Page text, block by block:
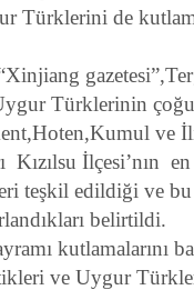
Türklerini de
Türklerinin
ve
İlçesi’nın
teşkil edildiği ve bu
belirtildi.
kutlamalarını
ve Uygur